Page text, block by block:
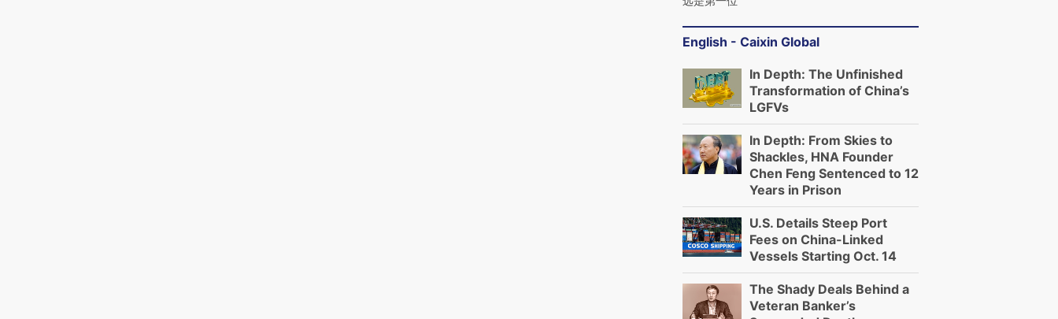
English - Caixin Global
In Depth: The Unfinished
Transformation of China’s
LGFVs
In Depth: From Skies to
Shackles, HNA Founder
Chen Feng Sentenced to 12
Years in Prison
U.S. Details Steep Port
Fees on China-Linked
Vessels Starting Oct. 14
The Shady Deals Behind a
Veteran Banker’s